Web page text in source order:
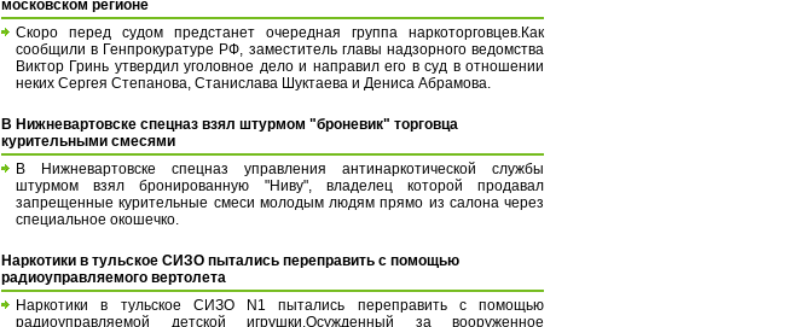
московском регионе
Скоро перед судом предстанет очередная группа наркоторговцев.Как
сообщили в Генпрокуратуре РФ, заместитель главы надзорного ведомства
Виктор Гринь утвердил уголовное дело и направил его в суд в отношении
неких Сергея Степанова, Станислава Шуктаева и Дениса Абрамова.
В Нижневартовске спецназ взял штурмом "броневик" торговца
курительными смесями
В Нижневартовске спецназ управления антинаркотической службы
штурмом взял бронированную "Ниву", владелец которой продавал
запрещенные курительные смеси молодым людям прямо из салона через
специальное окошечко.
Наркотики в тульское СИЗО пытались переправить с помощью
радиоуправляемого вертолета
Наркотики в тульское СИЗО N1 пытались переправить с помощью
радиоуправляемой детской игрушки.Осужденный за вооруженное